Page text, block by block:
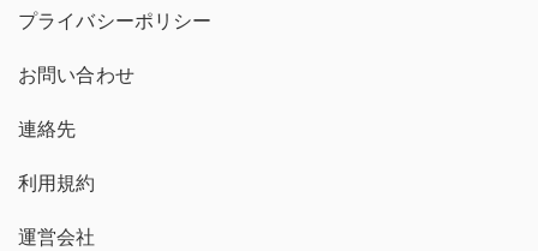
プライバシーポリシー
お問い合わせ
連絡先
利用規約
運営会社